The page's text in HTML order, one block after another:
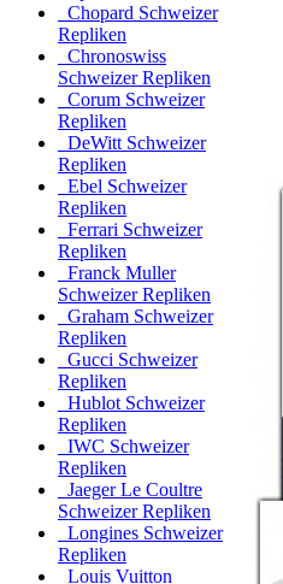
Chopard Schweizer
Repliken
Chronoswiss
Schweizer Repliken
Corum Schweizer
Repliken
DeWitt Schweizer
Repliken
Ebel Schweizer
Repliken
Ferrari Schweizer
Repliken
Franck Muller
Schweizer Repliken
Graham Schweizer
Repliken
Gucci Schweizer
Repliken
Hublot Schweizer
Repliken
IWC Schweizer
Repliken
Jaeger Le Coultre
Schweizer Repliken
Longines Schweizer
Repliken
Louis Vuitton